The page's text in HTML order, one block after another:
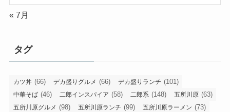
« 7月
タグ
カツ丼 (66) デカ盛りグルメ (66) デカ盛りランチ (101)
中華そば (46) 二郎インスパイア (58) 二郎系 (148) 五所川原 (63)
五所川原グルメ (98) 五所川原ランチ (99) 五所川原ラーメン (73)